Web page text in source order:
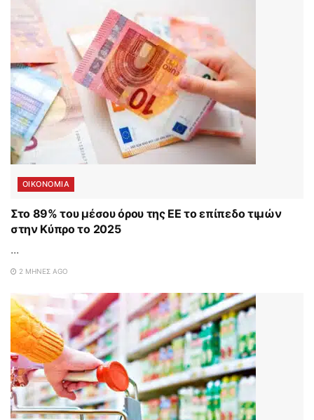
ΟΙΚΟΝΟΜΙΑ
Στο 89% του μέσου όρου της ΕΕ το επίπεδο τιμών
στην Κύπρο το 2025
...
2 ΜΉΝΕΣ AGO